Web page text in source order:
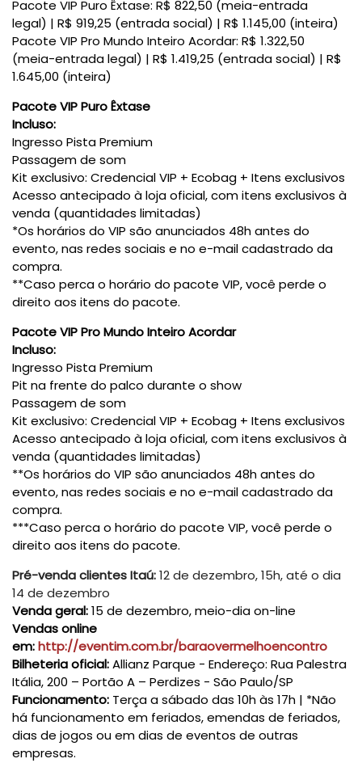
Pacote VIP Puro Êxtase: R$ 822,50 (meia-entrada
legal) | R$ 919,25 (entrada social) | R$ 1.145,00 (inteira)
Pacote VIP Pro Mundo Inteiro Acordar: R$ 1.322,50
(meia-entrada legal) | R$ 1.419,25 (entrada social) | R$
1.645,00 (inteira)
Pacote VIP Puro Êxtase
Incluso:
Ingresso Pista Premium
Passagem de som
Kit exclusivo: Credencial VIP + Ecobag + Itens exclusivos
Acesso antecipado à loja oficial, com itens exclusivos à
venda (quantidades limitadas)
*Os horários do VIP são anunciados 48h antes do
evento, nas redes sociais e no e-mail cadastrado da
compra.
**Caso perca o horário do pacote VIP, você perde o
direito aos itens do pacote.
Pacote VIP Pro Mundo Inteiro Acordar
Incluso:
Ingresso Pista Premium
Pit na frente do palco durante o show
Passagem de som
Kit exclusivo: Credencial VIP + Ecobag + Itens exclusivos
Acesso antecipado à loja oficial, com itens exclusivos à
venda (quantidades limitadas)
**Os horários do VIP são anunciados 48h antes do
evento, nas redes sociais e no e-mail cadastrado da
compra.
***Caso perca o horário do pacote VIP, você perde o
direito aos itens do pacote.
Pré-venda clientes Itaú:12 de dezembro, 15h, até o dia
14 de dezembro
Venda geral:15 de dezembro, meio-dia on-line
Vendas online
em:http://eventim.com.br/baraovermelhoencontro
Bilheteria oficial:Allianz Parque - Endereço: Rua Palestra
Itália, 200 – Portão A – Perdizes - São Paulo/SP
Funcionamento: Terça a sábado das 10h às 17h | *Não
há funcionamento em feriados, emendas de feriados,
dias de jogos ou em dias de eventos de outras
empresas.